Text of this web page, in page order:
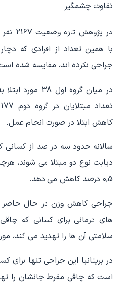
تفاوت چشمگیر
در پژوهش تازه وضعیت 2167 نفر که عمل
با همین تعداد از افرادی که
جراحی نکرده اند، مقایسه شده
در میان گروه
کاهش ابتلا در صورت انجام عمل.
سالانه حدود سه در صد از
دیابت نوع دو مبتلا می شوند،
0,5 درصد کاهش می دهد.
جراحی کاهش وزن در حال حاضر
های درمانی برای کسانی که
سلامتی آن ها را تهدید می کند،
در بریتانیا این جراحی تنها
است که چاقی مفرط جانشان را